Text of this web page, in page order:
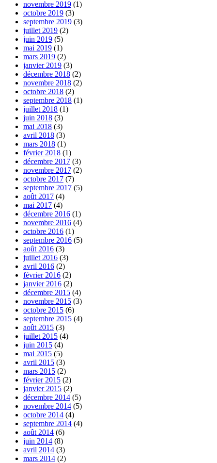
novembre 2019 (1)
octobre 2019 (3)
septembre 2019 (3)
juillet 2019 (2)
juin 2019 (5)
mai 2019 (1)
mars 2019 (2)
janvier 2019 (3)
décembre 2018 (2)
novembre 2018 (2)
octobre 2018 (2)
septembre 2018 (1)
juillet 2018 (1)
juin 2018 (3)
mai 2018 (3)
avril 2018 (3)
mars 2018 (1)
février 2018 (1)
décembre 2017 (3)
novembre 2017 (2)
octobre 2017 (7)
septembre 2017 (5)
août 2017 (4)
mai 2017 (4)
décembre 2016 (1)
novembre 2016 (4)
octobre 2016 (1)
septembre 2016 (5)
août 2016 (3)
juillet 2016 (3)
avril 2016 (2)
février 2016 (2)
janvier 2016 (2)
décembre 2015 (4)
novembre 2015 (3)
octobre 2015 (6)
septembre 2015 (4)
août 2015 (3)
juillet 2015 (4)
juin 2015 (4)
mai 2015 (5)
avril 2015 (3)
mars 2015 (2)
février 2015 (2)
janvier 2015 (2)
décembre 2014 (5)
novembre 2014 (5)
octobre 2014 (4)
septembre 2014 (4)
août 2014 (6)
juin 2014 (8)
avril 2014 (3)
mars 2014 (2)